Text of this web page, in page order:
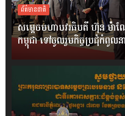
ព័ត៌មានជាតិ
សម្តេចមហាបវរធិបតី ហ៊ុន ម៉ា
កម្ពុជា ទៅចូលរួមកិច្ចប្រជុំកំពូ